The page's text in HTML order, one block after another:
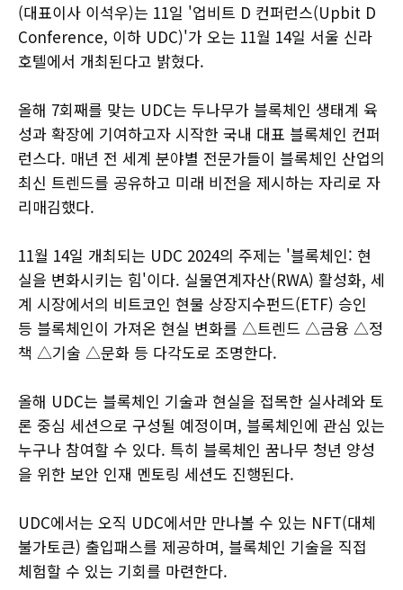
(대표이사 이석우)는 11일 '업비트 D 컨퍼런스(Upbit D
Conference, 이하 UDC)'가 오는 11월 14일 서울 신라
호텔에서 개최된다고 밝혔다.
올해 7회째를 맞는 UDC는 두나무가 블록체인 생태계 육
성과 확장에 기여하고자 시작한 국내 대표 블록체인 컨퍼
런스다. 매년 전 세계 분야별 전문가들이 블록체인 산업의
최신 트렌드를 공유하고 미래 비전을 제시하는 자리로 자
리매김했다.
11월 14일 개최되는 UDC 2024의 주제는 '블록체인: 현
실을 변화시키는 힘'이다. 실물연계자산(RWA) 활성화, 세
계 시장에서의 비트코인 현물 상장지수펀드(ETF) 승인
등 블록체인이 가져온 현실 변화를 △트렌드 △금융 △정
책 △기술 △문화 등 다각도로 조명한다.
올해 UDC는 블록체인 기술과 현실을 접목한 실사례와 토
론 중심 세션으로 구성될 예정이며, 블록체인에 관심 있는
누구나 참여할 수 있다. 특히 블록체인 꿈나무 청년 양성
을 위한 보안 인재 멘토링 세션도 진행된다.
UDC에서는 오직 UDC에서만 만나볼 수 있는 NFT(대체
불가토큰) 출입패스를 제공하며, 블록체인 기술을 직접
체험할 수 있는 기회를 마련한다.